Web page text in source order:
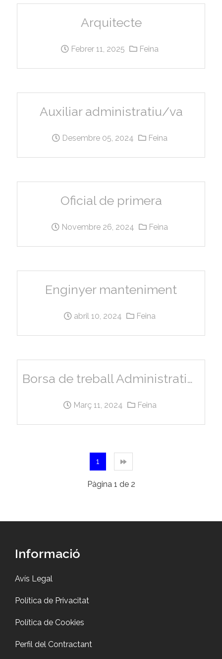
Arquitecte
Febrer 11, 2025 Feina
Auxiliar administratiu/va
Desembre 05, 2024 Feina
Oficial de primera
Novembre 26, 2024 Feina
Enginyer manteniment
abril 10, 2024 Feina
Borsa de treball Administratiu/va
Març 11, 2024 Feina
1
Pàgina 1 de 2
Informació
Avís Legal
Política de Privacitat
Política de Cookies
Perfil del Contractant